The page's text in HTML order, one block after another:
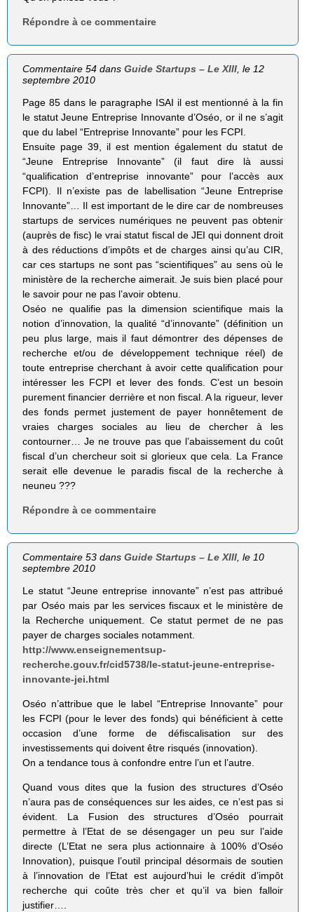
Répondre à ce commentaire
Commentaire 54 dansGuide Startups – Le XIII , le 12
septembre 2010
Page 85 dans le paragraphe ISAI il est mentionné à la fin
le statut Jeune Entreprise Innovante d’Oséo, or il ne s’agit
que du label “Entreprise Innovante” pour les FCPI.
Ensuite page 39, il est mention également du statut de
“Jeune Entreprise Innovante” (il faut dire là aussi
“qualification d’entreprise innovante” pour l’accès aux
FCPI). Il n’existe pas de labellisation “Jeune Entreprise
Innovante”… Il est important de le dire car de nombreuses
startups de services numériques ne peuvent pas obtenir
(auprès de fisc) le vrai statut fiscal de JEI qui donnent droit
à des réductions d’impôts et de charges ainsi qu’au CIR,
car ces startups ne sont pas “scientifiques” au sens où le
ministère de la recherche aimerait. Je suis bien placé pour
le savoir pour ne pas l’avoir obtenu.
Oséo ne qualifie pas la dimension scientifique mais la
notion d’innovation, la qualité “d’innovante” (définition un
peu plus large, mais il faut démontrer des dépenses de
recherche et/ou de développement technique réel) de
toute entreprise cherchant à avoir cette qualification pour
intéresser les FCPI et lever des fonds. C’est un besoin
purement financier derrière et non fiscal. A la rigueur, lever
des fonds permet justement de payer honnêtement de
vraies charges sociales au lieu de chercher à les
contourner… Je ne trouve pas que l’abaissement du coût
fiscal d’un chercheur soit si glorieux que cela. La France
serait elle devenue le paradis fiscal de la recherche à
neuneu ???
Répondre à ce commentaire
Commentaire 53 dansGuide Startups – Le XIII , le 10
septembre 2010
Le statut “Jeune entreprise innovante” n’est pas attribué
par Oséo mais par les services fiscaux et le ministère de
la Recherche uniquement. Ce statut permet de ne pas
payer de charges sociales notamment.
http://www.enseignementsup-
recherche.gouv.fr/cid5738/le-statut-jeune-entreprise-
innovante-jei.html
Oséo n’attribue que le label “Entreprise Innovante” pour
les FCPI (pour le lever des fonds) qui bénéficient à cette
occasion d’une forme de défiscalisation sur des
investissements qui doivent être risqués (innovation).
On a tendance tous à confondre entre l’un et l’autre.
Quand vous dites que la fusion des structures d’Oséo
n’aura pas de conséquences sur les aides, ce n’est pas si
évident. La Fusion des structures d’Oséo pourrait
permettre à l’Etat de se désengager un peu sur l’aide
directe (L’Etat ne sera plus actionnaire à 100% d’Oséo
Innovation), puisque l’outil principal désormais de soutien
à l’innovation de l’Etat est aujourd’hui le crédit d’impôt
recherche qui coûte très cher et qu’il va bien falloir
justifier….